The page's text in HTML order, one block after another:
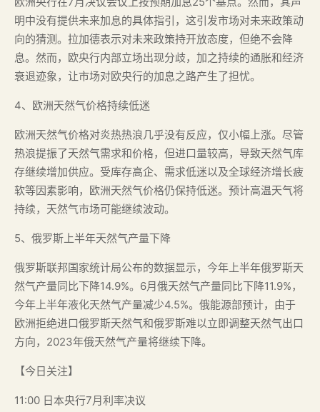
明中没有提供未来加息的具体指引，这引发市场对未来政策动
向的猜测。拉加德表示对未来政策持开放态度，但绝不会降
息。然而，欧央行内部立场出现分歧，加之持续的通胀和经济
衰退迹象，让市场对欧央行的加息之路产生了担忧。
4、欧洲天然气价格持续低迷
欧洲天然气价格对炎热热浪几乎没有反应，仅小幅上涨。尽管
热浪提振了天然气需求和价格，但进口量较高，导致天然气库
存继续增加供应。受库存高企、需求低迷以及全球经济增长疲
软等因素影响，欧洲天然气价格仍保持低迷。预计高温天气将
持续，天然气市场可能继续波动。
5、俄罗斯上半年天然气产量下降
俄罗斯联邦国家统计局公布的数据显示，今年上半年俄罗斯天
然气产量同比下降14.9%。6月俄天然气产量同比下降11.9%，
今年上半年液化天然气产量减少4.5%。俄能源部预计，由于
欧洲拒绝进口俄罗斯天然气和俄罗斯难以立即调整天然气出口
方向，2023年俄天然气产量将继续下降。
【今日关注】
11:00 日本央行7月利率决议